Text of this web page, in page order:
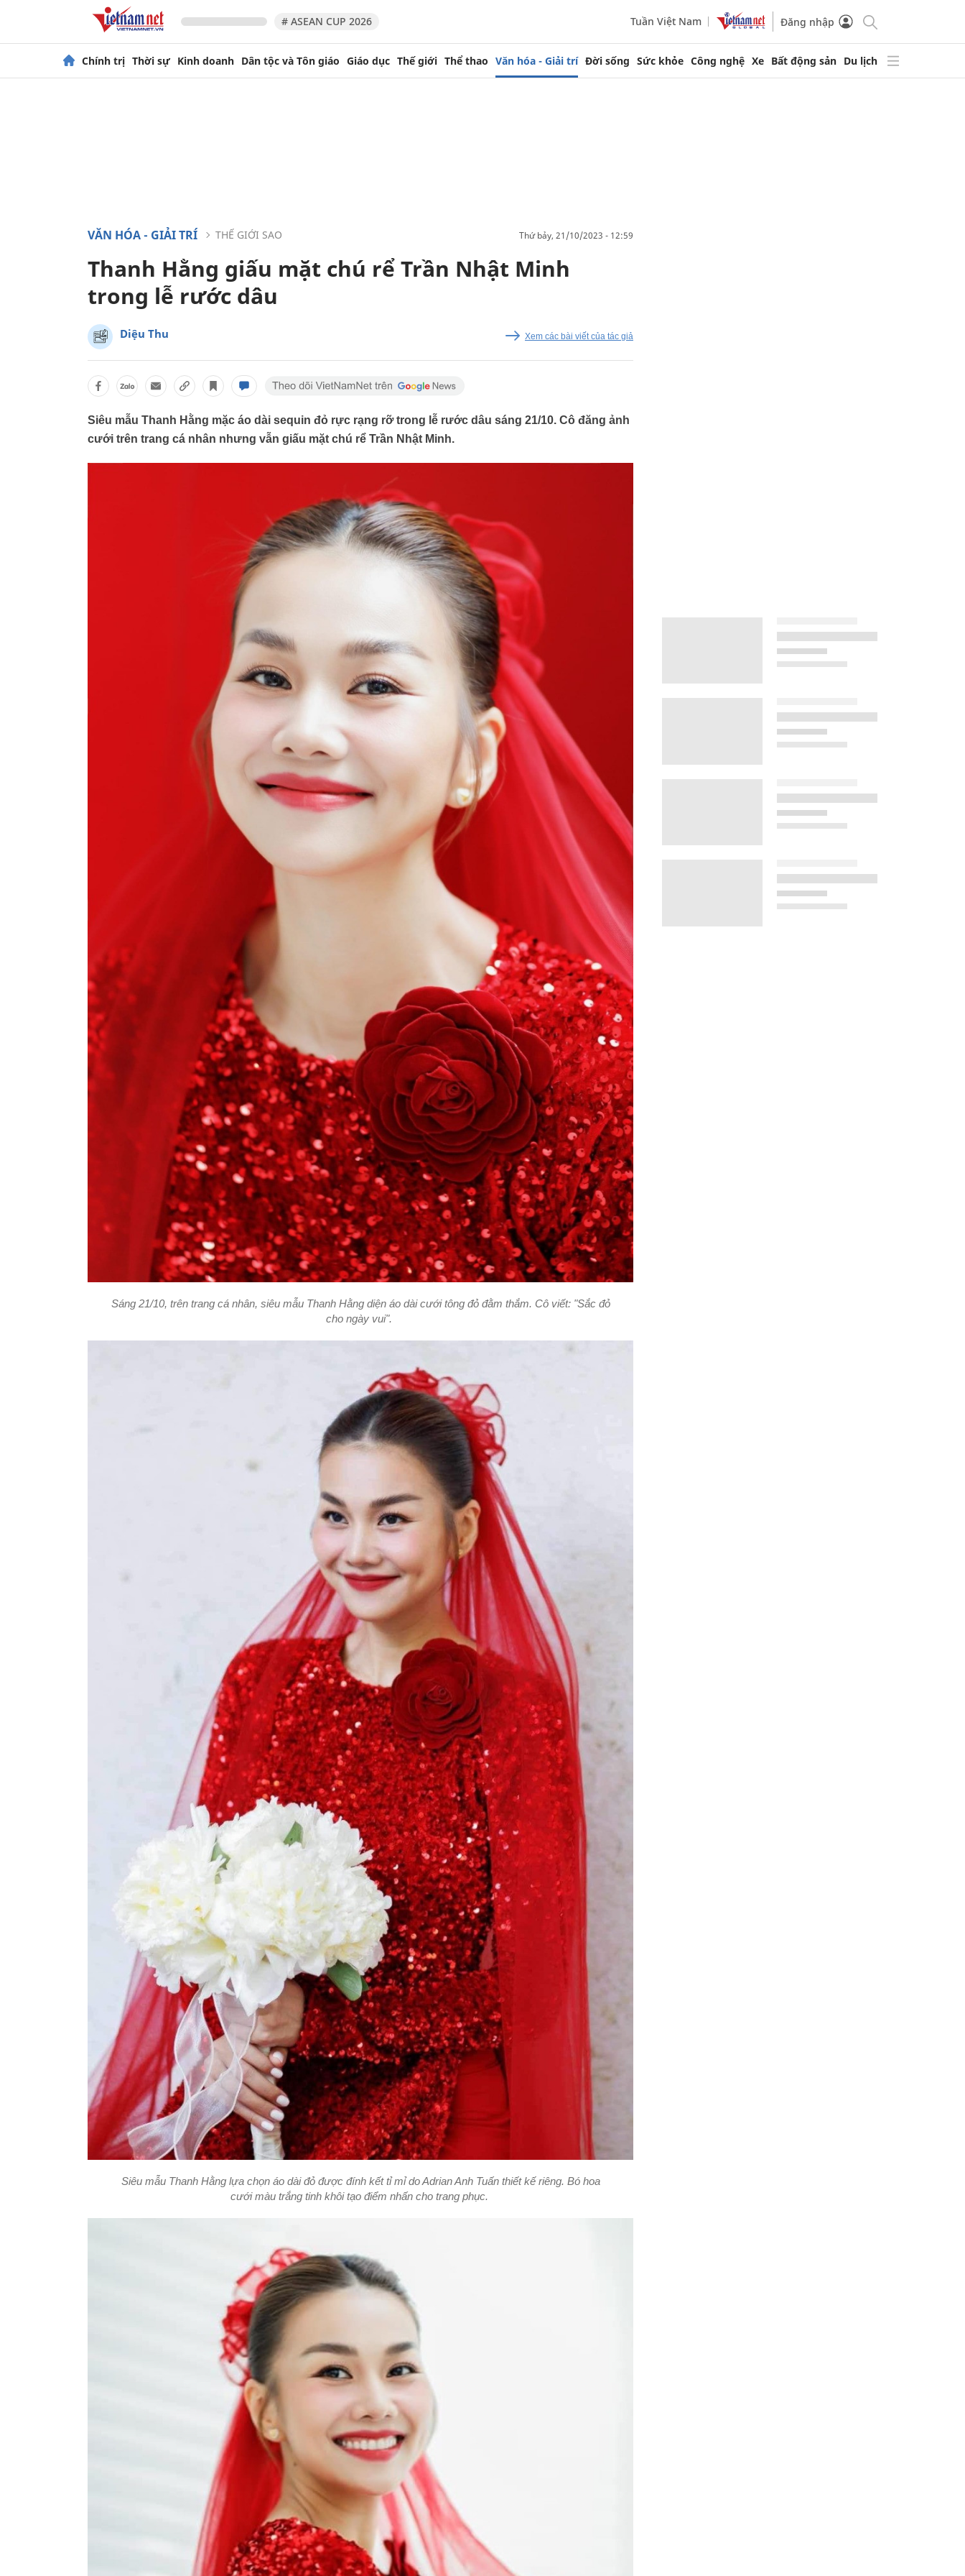
# ASEAN CUP 2026 Tuần Việt Nam Đăng nhập
Chính trị Thời sự Kinh doanh Dân tộc và Tôn giáo Giáo dục Thế giới Thể thao Văn hóa - Giải trí Đời sống Sức khỏe Công nghệ Xe Bất động sản Du lịch
VĂN HÓA - GIẢI TRÍ THẾ GIỚI SAO thứ bảy, 21/10/2023 - 12:59
Thanh Hằng giấu mặt chú rể Trần Nhật Minh
trong lễ rước dâu
Diệu Thu Xem các bài viết của tác giả
Siêu mẫu Thanh Hằng mặc áo dài sequin đỏ rực rạng rỡ trong lễ rước dâu sáng 21/10. Cô đăng ảnh
cưới trên trang cá nhân nhưng vẫn giấu mặt chú rể Trần Nhật Minh.
Sáng 21/10, trên trang cá nhân, siêu mẫu Thanh Hằng diện áo dài cưới tông đỏ đằm thắm. Cô viết: "Sắc đỏ
cho ngày vui".
Siêu mẫu Thanh Hằng lựa chọn áo dài đỏ được đính kết tỉ mỉ do Adrian Anh Tuấn thiết kế riêng. Bó hoa
cưới màu trắng tinh khôi tạo điểm nhấn cho trang phục.